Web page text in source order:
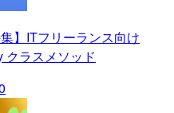
】ITフリーランス向け
クラスメソッド